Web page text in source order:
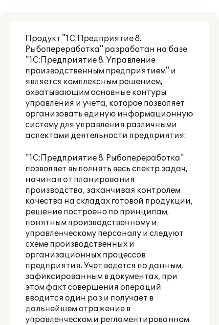
Продукт "1С:Предприятие 8.
Рыбопереработка" разработан на базе
"1С:Предприятие 8. Управление
производственным предприятием" и
является комплексным решением,
охватывающим основные контуры
управления и учета, которое позволяет
организовать единую информационную
систему для управления различными
аспектами деятельности предприятия:
"1С:Предприятие 8. Рыбопереработка"
позволяет выполнять весь спектр задач,
начиная от планирования
производства, заканчивая контролем
качества на складах готовой продукции,
решение построено по принципам,
понятным производственному и
управленческому персоналу и следуют
схеме производственных и
организационных процессов
предприятия. Учет ведется по данным,
зафиксированным в документах, при
этом факт совершения операций
вводится один раз и получает в
дальнейшем отражение в
управленческом и регламентированном